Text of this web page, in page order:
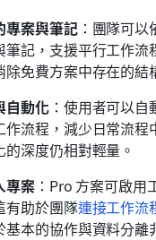
專案與筆記：團隊可以
筆記，支援平行工作流
除免費方案中存在的結
自動化：使用者可以自
作流程，減少日常流程
深度仍相對輕量。
專案 ：Pro 方案可啟用
有助於團隊連接工作流
基本的協作與資料分離